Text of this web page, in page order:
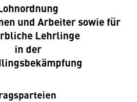
und Arbeiter sowie für
Lehrlinge
in der